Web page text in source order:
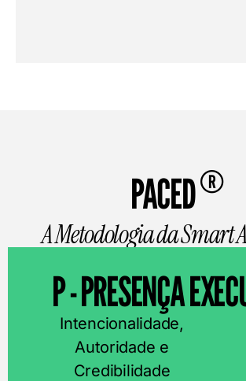
PACED®
A Metodologia da Smart
P - PRESENÇA
Intencionalidade,
Autoridade e
Credibilidade